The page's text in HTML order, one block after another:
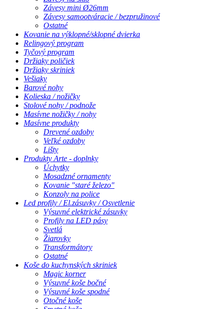
Závesy mini Ø26mm
Závesy samootváracie / bezpružinové
Ostatné
Kovanie na výklopné/sklopné dvierka
Relingový program
Tyčový program
Držiaky poličiek
Držiaky skriniek
Vešiaky
Barové nohy
Kolieska / nožičky
Stolové nohy / podnože
Masívne nožičky / nohy
Masívne produkty
Drevené ozdoby
Veľké ozdoby
Lišty
Produkty Arte - doplnky
Úchytky
Mosadzné ornamenty
Kovanie "staré železo"
Konzoly na police
Led profily / El.zásuvky / Osvetlenie
Výsuvné elektrické zásuvky
Profily na LED pásy
Svetlá
Žiarovky
Transformátory
Ostatné
Koše do kuchynských skriniek
Magic korner
Výsuvné koše bočné
Výsuvné koše spodné
Otočné koše